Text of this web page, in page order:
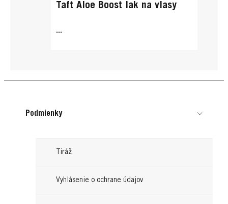
Taft Aloe Boost lak na vlasy
...
Podmienky
Tiráž
Vyhlásenie o ochrane údajov